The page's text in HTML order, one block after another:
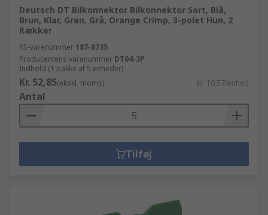
Deutsch DT Bilkonnektor Bilkonnektor Sort, Blå,
Brun, Klar, Grøn, Grå, Orange Crimp, 3-polet Hun, 2
Rækker
RS-varenummer 187-8735
Producentens varenummer DT04-3P
Indhold (1 pakke af 5 enheder)
Kr. 52,85(ekskl. moms) Kr. 10,57/enhed
Antal
Tilføj